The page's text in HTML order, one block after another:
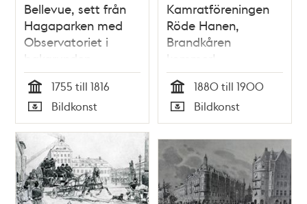
Bellevue, sett från
Hagaparken med
Observatoriet i
bakgrunden
Tid
1755 till 1816
Typ
Bildkonst
Kamratföreningen
Röde Hanen,
Brandkåren
kommer!
Tid
1880 till 1900
Typ
Bildkonst